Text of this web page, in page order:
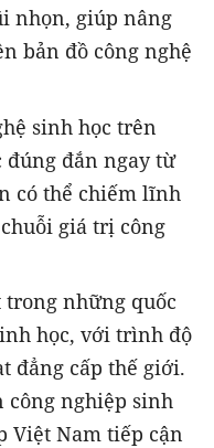
nhọn, giúp nâng
bản đồ công nghệ
sinh học trên
đúng đắn ngay từ
có thể chiếm lĩnh
giá trị công
trong những quốc
học, với trình độ
đẳng cấp thế giới.
công nghiệp sinh
Việt Nam tiếp cận